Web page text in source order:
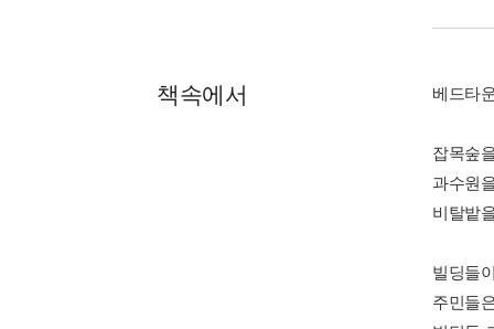
책속에서 베드타
잡목숲
과수원
비탈밭
빌딩들
주민들